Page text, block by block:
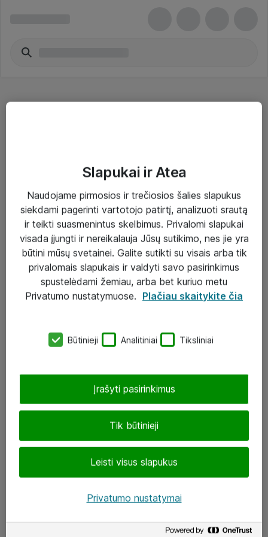
Sprendimai ir paslaugos
Paslaugos
Sprendimai
Įgyvendinti projektai
Atea ekspertų patarimai verslui
UAB „ATEA“
J. Rutkausko g. 6, Vilnius
Atea kontaktai
Aplankykite mus
Slapukai ir Atea
Naudojame pirmosios ir trečiosios šalies slapukus
siekdami pagerinti vartotojo patirtį, analizuoti srautą
ir teikti suasmenintus skelbimus. Privalomi slapukai
visada įjungti ir nereikalauja Jūsų sutikimo, nes jie yra
būtini mūsų svetainei. Galite sutikti su visais arba tik
privalomais slapukais ir valdyti savo pasirinkimus
spustelėdami žemiau, arba bet kuriuo metu
Privatumo nustatymuose. Plačiau skaitykite čia
Būtinieji Analitiniai Tiksliniai
Tik būtinieji
Leisti visus slapukus
Įrašyti pasirinkimus
Privatumo nustatymai